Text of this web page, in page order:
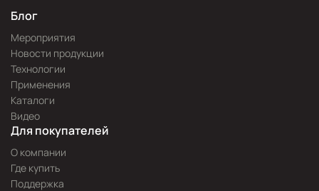
Блог
Мероприятия
Новости продукции
Технологии
Применения
Каталоги
Видео
Для покупателей
О компании
Где купить
Поддержка